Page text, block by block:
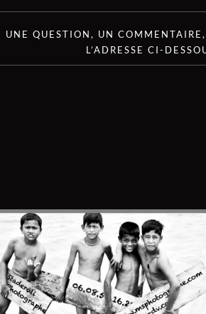
UNE QUESTION, UN
L’ADRESSE CI-